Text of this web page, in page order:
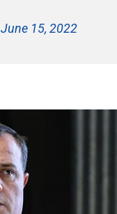
June 15, 2022